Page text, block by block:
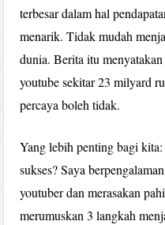
terbesar dalam hal
menarik. Tidak mudah
dunia. Berita itu
youtube sekitar 23 milyard
percaya boleh tidak.
Yang lebih penting bagi
sukses? Saya
youtuber dan merasakan
merumuskan 3 langkah